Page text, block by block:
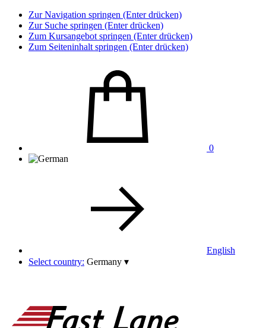
Zur Navigation springen (Enter drücken)
Zur Suche springen (Enter drücken)
Zum Kursangebot springen (Enter drücken)
Zum Seiteninhalt springen (Enter drücken)
0
English
Select country: Germany ▾